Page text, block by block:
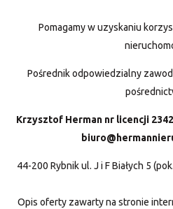
Pomagamy w uzyskaniu
Pośrednik odpowiedzialny
Krzysztof Herman nr licencji
44-200 Rybnik ul. J i F Białych 5
Opis oferty zawarty na stronie